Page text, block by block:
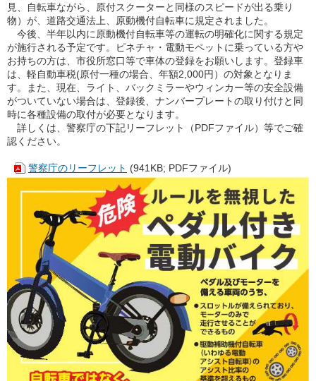
見、自転車ながら、原付スクーターと同様のスピードが出る乗り
物）が、道路交通法上、原動機付自転車に規定されました。
今後、半年以内に原動機付自転車等の運転の明確化に関する規定
が施行される予定です。ピネチャ・電動モペットに乗っている方や
お持ちの方は、市役所窓口等で車体の登録をお願いします。登録車
は、軽自動車税(原付一種の場合、年額2,000円）の対象となりま
す。また、現在、ライト、バックミラーやウィンカー等の安全設備
がついていない場合は、登録後、ナンバープレートの取り付けと同
時に各種設備の取付が必要となります。
詳しくは、警察庁の下記リーフレット（PDFファイル）等でご確
認ください。
警察庁のリーフレット (941KB; PDFファイル)